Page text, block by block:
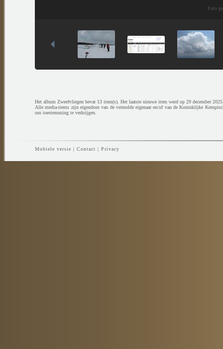
Foto
Het album Zweefvliegen bevat 13 item(s). Het laatste nieuwe item werd op 29 december
Alle media-items zijn eigendom van de vermelde eigenaar en/of van de Koninklijke
om toestemming te verkrijgen.
Mobiele versie | Contact | Privacy